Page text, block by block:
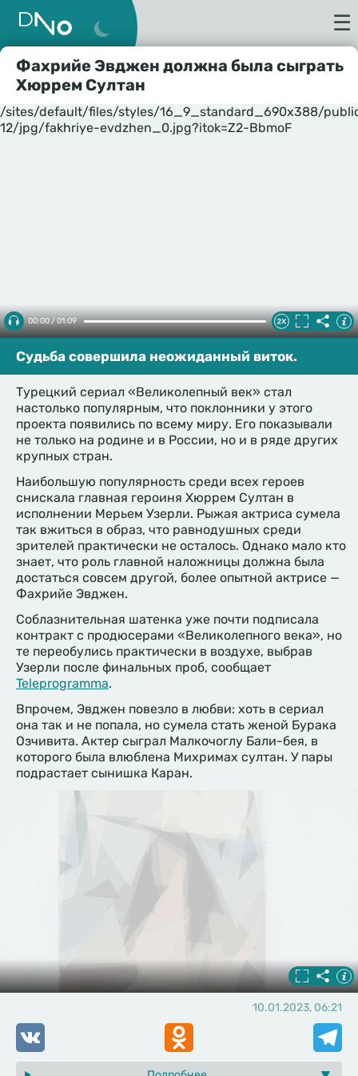
☰
Фахрийе Эвджен должна была сыграть
Хюррем Султан
/sites/default/files/styles/16_9_standard_690x388/
12/jpg/fakhriye-evdzhen_0.jpg?itok=Z2-BbmoF
00:00 / 01:09
Судьба совершила неожиданный виток.
Турецкий сериал «Великолепный век» стал
настолько популярным, что поклонники у этого
проекта появились по всему миру. Его показывали
не только на родине и в России, но и в ряде других
крупных стран.
Наибольшую популярность среди всех героев
снискала главная героиня Хюррем Султан в
исполнении Мерьем Узерли. Рыжая актриса сумела
так вжиться в образ, что равнодушных среди
зрителей практически не осталось. Однако мало кто
знает, что роль главной наложницы должна была
достаться совсем другой, более опытной актрисе —
Фахрийе Эвджен.
Соблазнительная шатенка уже почти подписала
контракт с продюсерами «Великолепного века», но
те переобулись практически в воздухе, выбрав
Узерли после финальных проб, сообщает
Teleprogramma.
Впрочем, Эвджен повезло в любви: хоть в сериал
она так и не попала, но сумела стать женой Бурака
Озчивита. Актер сыграл Малкочоглу Бали-бея, в
которого была влюблена Михримах султан. У пары
подрастает сынишка Каран.
10.01.2023, 06:21
VK Odnoklassniki